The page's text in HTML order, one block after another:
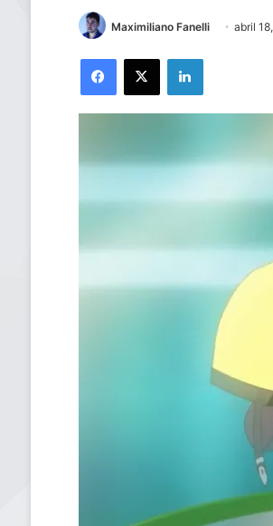
Maximiliano Fanelli abril
Facebook
X LinkedIn